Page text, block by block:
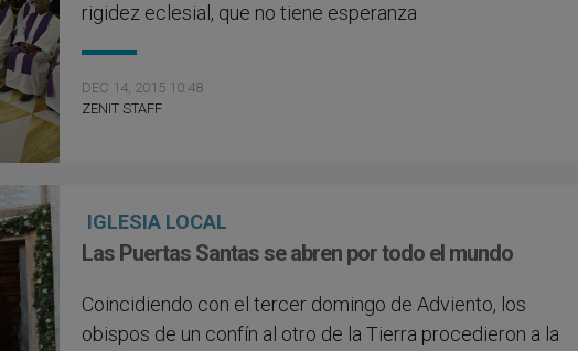
rigidez eclesial, que no tiene esperanza
DEC 14, 2015 10:48
ZENIT STAFF
IGLESIA LOCAL
Las Puertas Santas se abren por todo el mundo
Coincidiendo con el tercer domingo de Adviento, los
obispos de un confín al otro de la Tierra procedieron a la